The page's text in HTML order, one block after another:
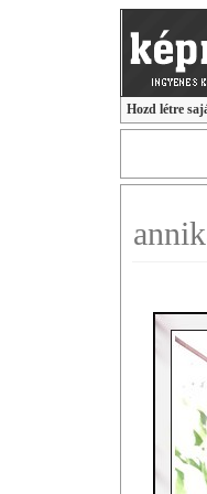
Hozd létre